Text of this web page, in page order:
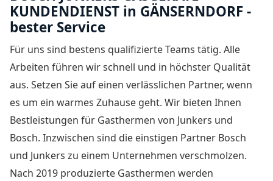
KUNDENDIENST in GÄNSERNDORF -
bester Service
Für uns sind bestens qualifizierte Teams tätig. Alle
Arbeiten führen wir schnell und in höchster Qualität
aus. Setzen Sie auf einen verlässlichen Partner, wenn
es um ein warmes Zuhause geht. Wir bieten Ihnen
Bestleistungen für Gasthermen von Junkers und
Bosch. Inzwischen sind die einstigen Partner Bosch
und Junkers zu einem Unternehmen verschmolzen.
Nach 2019 produzierte Gasthermen werden